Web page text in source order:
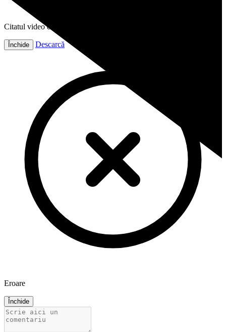
Citatul video este gata!
Închide Descarcă
Eroare
Închide